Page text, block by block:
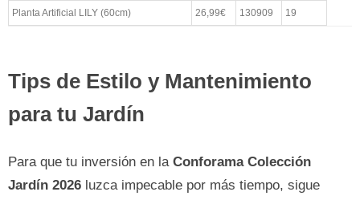
Planta Artificial LILY (60cm) 26,99€ 130909 19
Tips de Estilo y Mantenimiento
para tu Jardín
Para que tu inversión en la Conforama Colección
Jardín 2026 luzca impecable por más tiempo, sigue